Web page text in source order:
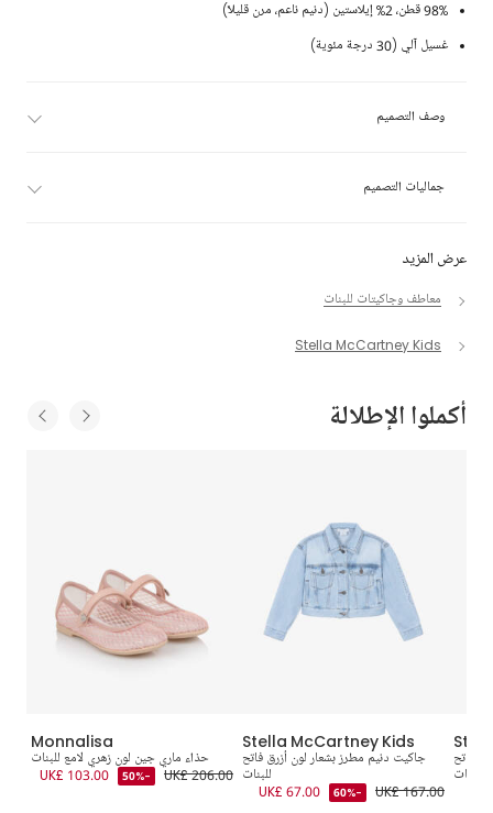
عرض المزيد
معاطف وجاكيتات للبنات
Stella McCartney Kids
98% قطن، 2% إيلاستين (دنيم ناعم، مرن قليلاً)
غسيل آلي (30 درجة مئوية)
وصف التصميم
جماليات التصميم
أكملوا الإطلالة
Monnalisa
حذاء ماري جين لون زهري لامع للبنات
UK£ 206.00
-50%
UK£ 103.00
Stella McCartney Kids
جاكيت دنيم مطرز بشعار لون أزرق فاتح
للبنات
UK£ 167.00
-60%
UK£ 67.00
فاتح
للبنات